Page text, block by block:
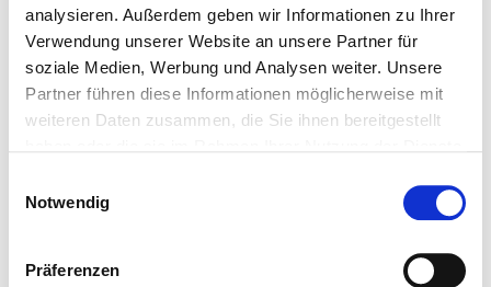
analysieren. Außerdem geben wir Informationen zu Ihrer
Verwendung unserer Website an unsere Partner für
soziale Medien, Werbung und Analysen weiter. Unsere
Partner führen diese Informationen möglicherweise mit
weiteren Daten zusammen, die Sie ihnen bereitgestellt
Notwendig
Präferenzen